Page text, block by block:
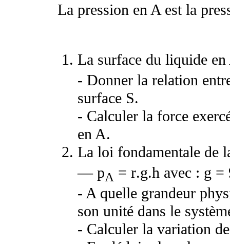
La pression en A est la
La surface du liquide en
- Donner la relation
surface S.
- Calculer la force
en A.
La loi fondamentale de
— pA = r.g.h avec : g
- A quelle grandeur
son unité dans le
- Calculer la variation